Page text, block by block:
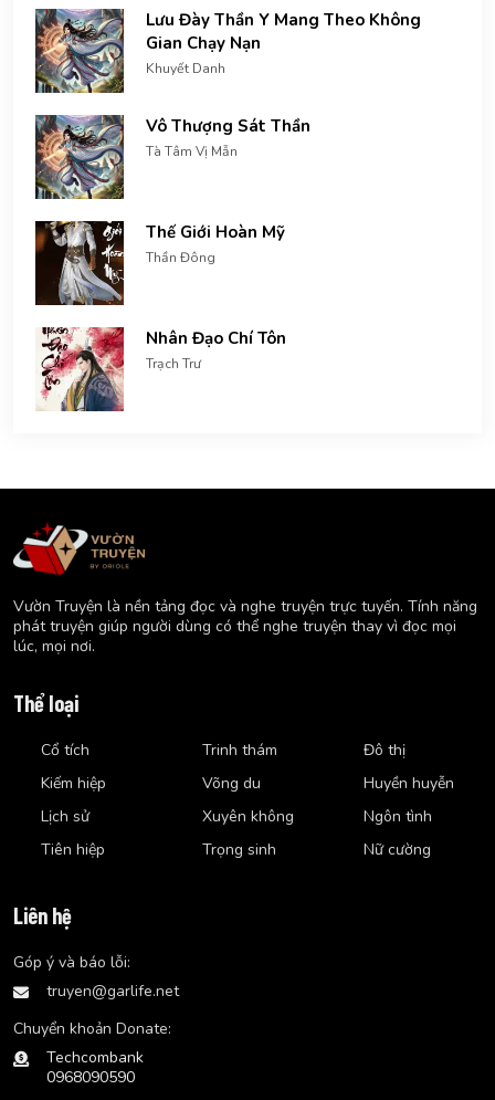
Lưu Đày Thần Y Mang Theo Không
Gian Chạy Nạn
Khuyết Danh
Vô Thượng Sát Thần
Tà Tâm Vị Mẫn
Thế Giới Hoàn Mỹ
Thần Đông
Nhân Đạo Chí Tôn
Trạch Trư
Vườn Truyện là nền tảng đọc và nghe truyện trực tuyến. Tính năng
phát truyện giúp người dùng có thể nghe truyện thay vì đọc mọi
lúc, mọi nơi.
Thể loại
Cổ tích
Kiếm hiệp
Lịch sử
Tiên hiệp
Trinh thám
Võng du
Xuyên không
Trọng sinh
Đô thị
Huyền huyễn
Ngôn tình
Nữ cường
Liên hệ
Góp ý và báo lỗi:
truyen@garlife.net
Chuyển khoản Donate:
Techcombank
0968090590